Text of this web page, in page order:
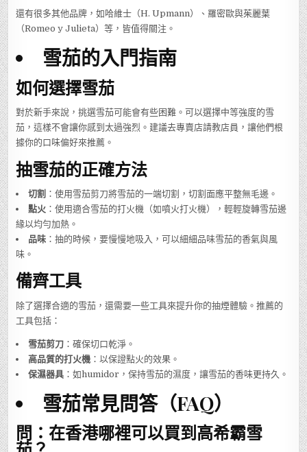
還有很多其他品牌，如哈維士（H. Upmann）、羅密歐與茱麗葉
（Romeo y Julieta）等，皆值得關注。
雪茄的入門指南
如何選擇雪茄
對於新手來說，挑選雪茄可能會有些困難。可以選擇中等強度的雪
茄，這樣不會讓你感到太過強烈。建議去專賣店請教店員，讓他們根
據你的口味偏好來推薦。
抽雪茄的正確方法
切割 ：使用雪茄剪刀將雪茄的一端切割，切割面應平整無毛邊。
點火 ：使用適合雪茄的打火機（如噴火打火機），輕輕旋轉雪茄邊
緣以均勻加熱。
品味 ：抽的時候，要慢慢地吸入，可以細細品味雪茄的香氣與風
味。
備齊工具
除了選擇合適的雪茄，還需要一些工具來提升你的抽煙體驗。推薦的
工具包括：
雪茄剪刀 ：確保切口乾淨。
高品質的打火機 ：以保證點火的效果。
保濕器具 ：如humidor，保持雪茄的濕度，讓雪茄的香味更持久。
雪茄常見問答（FAQ）
問：在香港哪裡可以買到高希霸雪